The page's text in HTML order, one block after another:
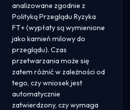
analizowane zgodnie z
Polityką Przeglądu Ryzyka
FT+ (wypłaty są wymienione
jako kamień milowy do
przeglądu). Czas
przetwarzania może się
zatem różnić w zależności od
tego, czy wniosek jest
automatycznie
zatwierdzony, czy wymaga